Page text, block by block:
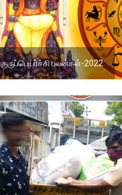
குருப்பெயர்ச்சி பலன்கள்-2022